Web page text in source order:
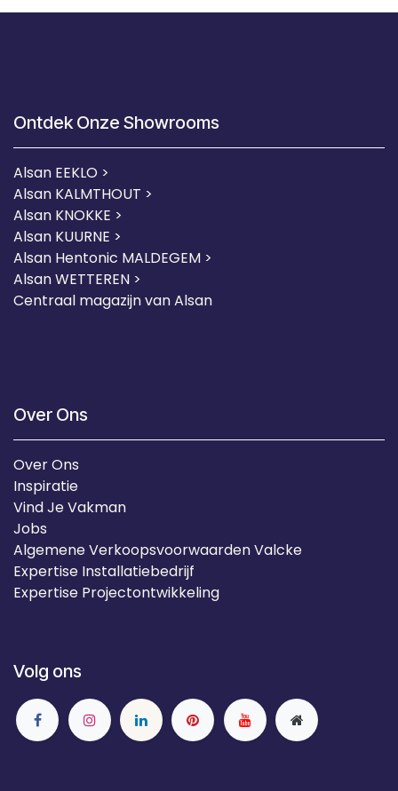
Ontdek Onze Showrooms
Alsan EEKLO >
Alsan KALMTHOUT >
Alsan KNOKKE >
Alsan KUURNE >
Alsan Hentonic MALDEGEM >
Alsan WETTEREN >
Centraal magazijn van Alsan
Over Ons
Over Ons
Inspiratie
Vind Je Vakman
Jobs
Algemene Verkoopsvoorwaarden Valcke
Expertise Installatiebedrijf
Expertise Projectontwikkeling
Volg ons